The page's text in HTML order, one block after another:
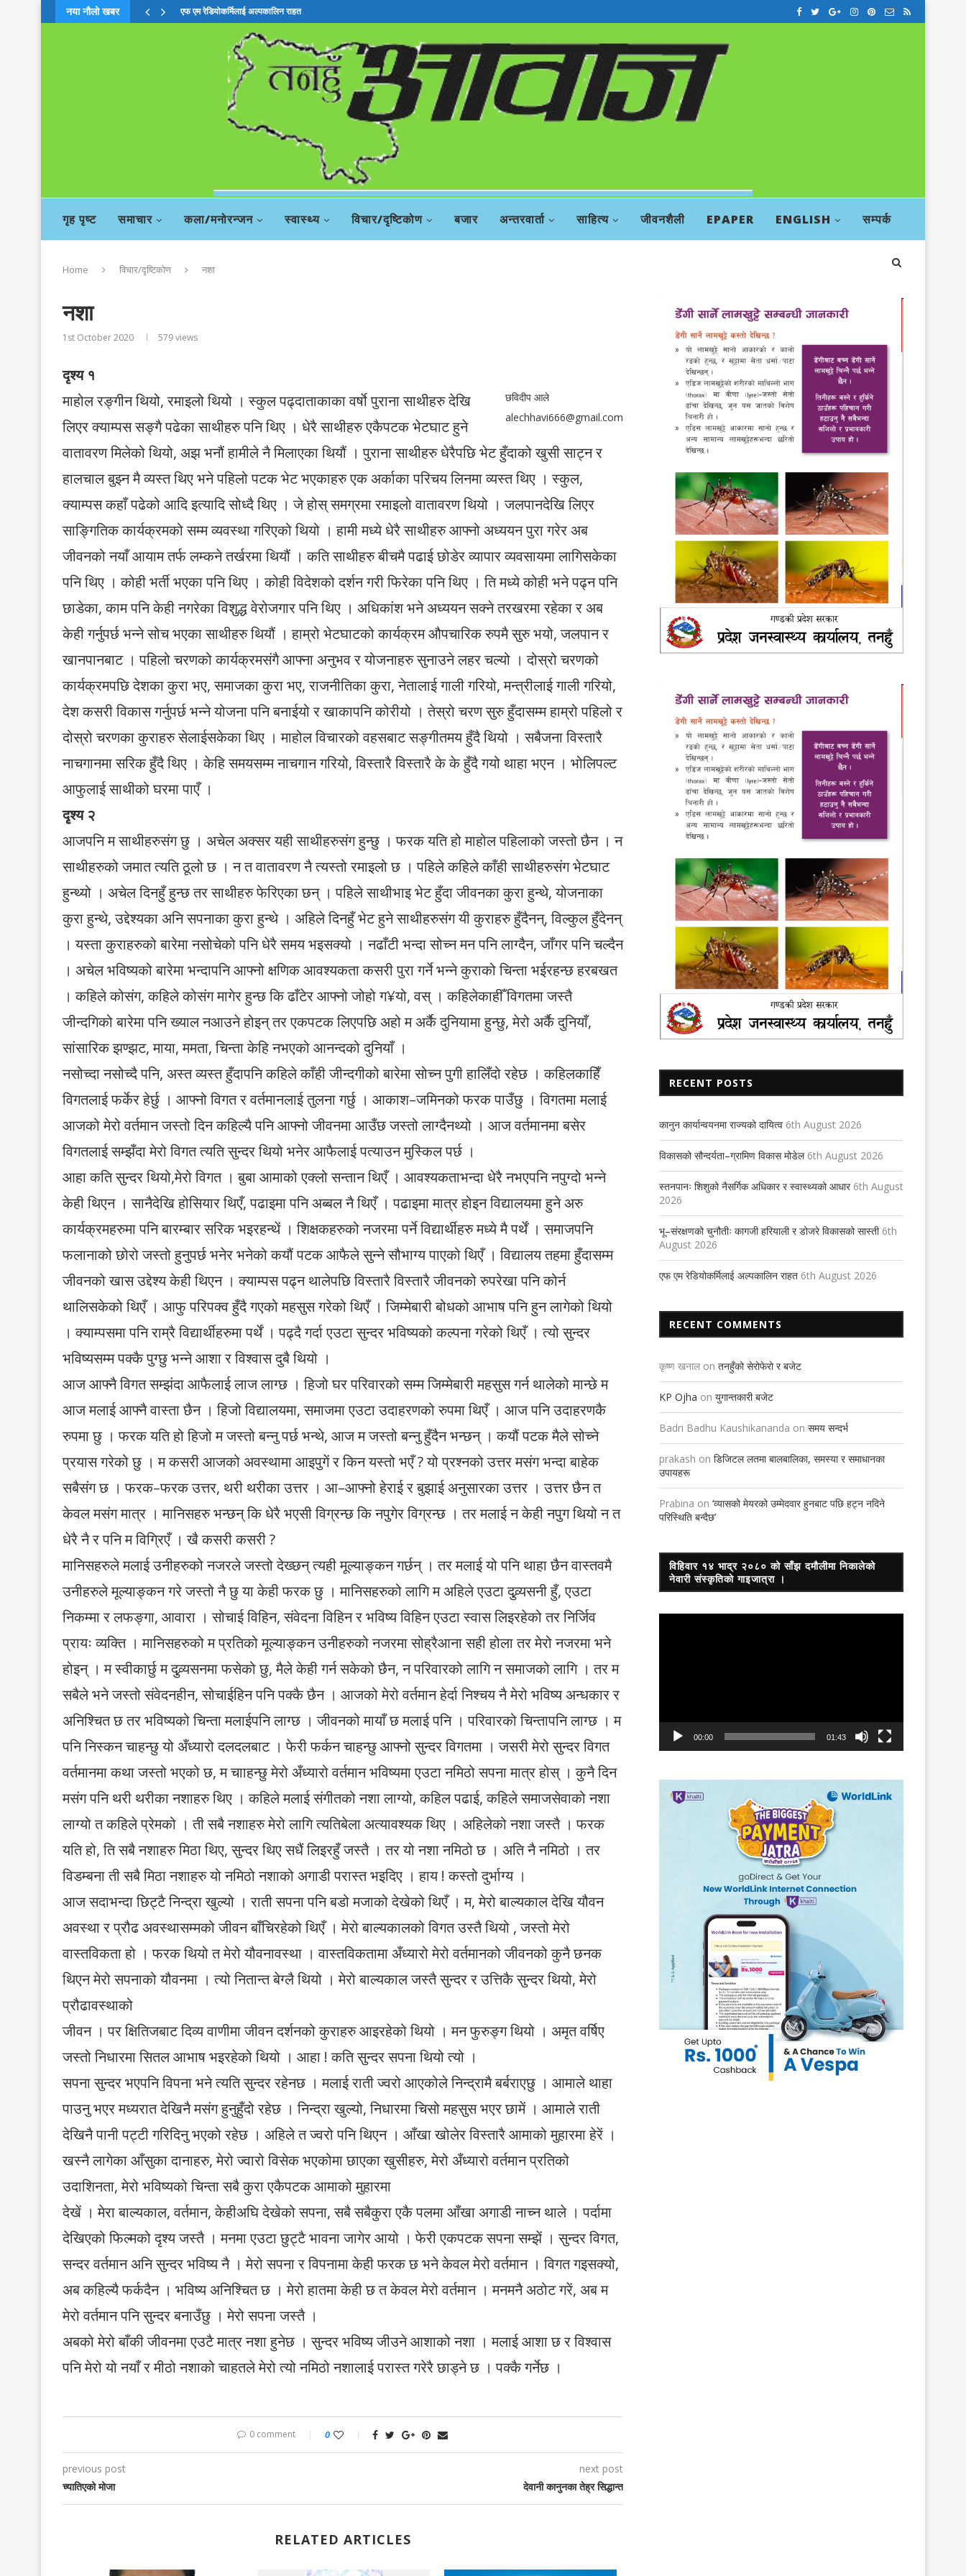
नया नौलो खबर चिया बहसमाः दाहालको सदस्यता खारेजी सिफारिस
गृह पृष्ट समाचार कला/मनोरन्जन स्वास्थ्य विचार/दृष्टिकोण बजार अन्तरवार्ता साहित्य जीवनशैली EPAPER ENGLISH सम्पर्क
Home विचार/दृष्टिकोण नशा
नशा
1st October 2020 579views
छविदीप आले
alechhavi666@gmail.com
दृश्य १
माहोल रङ्गीन थियो, रमाइलो थियो । स्कुल पढ्दाताकाका वर्षाे पुराना साथीहरु देखि
लिएर क्याम्पस सङ्गै पढेका साथीहरु पनि थिए । धेरै साथीहरु एकैपटक भेटघाट हुने
वातावरण मिलेको थियो, अझ भनौं हामीले नै मिलाएका थियौं । पुराना साथीहरु धेरैपछि भेट हुँदाको खुसी साट्न र
हालचाल बुझ्न मै व्यस्त थिए भने पहिलो पटक भेट भएकाहरु एक अर्काका परिचय लिनमा व्यस्त थिए । स्कुल,
क्याम्पस कहाँ पढेको आदि इत्यादि सोध्दै थिए । जे होस् समग्रमा रमाइलो वातावरण थियो । जलपानदेखि लिएर
साङ्गितिक कार्यक्रमको सम्म व्यवस्था गरिएको थियो । हामी मध्ये धेरै साथीहरु आफ्नो अध्ययन पुरा गरेर अब
जीवनको नयाँ आयाम तर्फ लम्कने तर्खरमा थियौं । कति साथीहरु बीचमै पढाई छोडेर व्यापार व्यवसायमा लागिसकेका
पनि थिए । कोही भर्ती भएका पनि थिए । कोही विदेशको दर्शन गरी फिरेका पनि थिए । ति मध्ये कोही भने पढ्न पनि
छाडेका, काम पनि केही नगरेका विशुद्ध वेरोजगार पनि थिए । अधिकांश भने अध्ययन सक्ने तरखरमा रहेका र अब
केही गर्नुपर्छ भन्ने सोच भएका साथीहरु थियौं । हाम्रो भेटघाटको कार्यक्रम औपचारिक रुपमै सुरु भयो, जलपान र
खानपानबाट । पहिलो चरणको कार्यक्रमसंगै आफ्ना अनुभव र योजनाहरु सुनाउने लहर चल्यो । दोस्रो चरणको
कार्यक्रमपछि देशका कुरा भए, समाजका कुरा भए, राजनीतिका कुरा, नेतालाई गाली गरियो, मन्त्रीलाई गाली गरियो,
देश कसरी विकास गर्नुपर्छ भन्ने योजना पनि बनाईयो र खाकापनि कोरीयो । तेस्रो चरण सुरु हुँदासम्म हाम्रो पहिलो र
दोस्रो चरणका कुराहरु सेलाईसकेका थिए । माहोल विचारको वहसबाट सङ्गीतमय हुँदै थियो । सबैजना विस्तारै
नाचगानमा सरिक हुँदै थिए । केहि समयसम्म नाचगान गरियो, विस्तारै विस्तारै के के हुँदै गयो थाहा भएन । भोलिपल्ट
आफुलाई साथीको घरमा पाएँ ।
दृृश्य २
आजपनि म साथीहरुसंग छु । अचेल अक्सर यही साथीहरुसंग हुन्छु । फरक यति हो माहोल पहिलाको जस्तो छैन । न
साथीहरुको जमात त्यति ठूलो छ । न त वातावरण नै त्यस्तो रमाइलो छ । पहिले कहिले काँही साथीहरुसंग भेटघाट
हुन्थ्यो । अचेल दिनहुँ हुन्छ तर साथीहरु फेरिएका छन् । पहिले साथीभाइ भेट हुँदा जीवनका कुरा हुन्थे, योजनाका
कुरा हुन्थे, उद्देश्यका अनि सपनाका कुरा हुन्थे । अहिले दिनहुँ भेट हुने साथीहरुसंग यी कुराहरु हुँदैनन्, विल्कुल हुँदेनन्
। यस्ता कुराहरुको बारेमा नसोचेको पनि धेरै समय भइसक्यो । नढाँटी भन्दा सोच्न मन पनि लाग्दैन, जाँगर पनि चल्दैन
। अचेल भविष्यको बारेमा भन्दापनि आफ्नो क्षणिक आवश्यकता कसरी पुरा गर्ने भन्ने कुराको चिन्ता भईरहन्छ हरबखत
। कहिले कोसंग, कहिले कोसंग मागेर हुन्छ कि ढाँटेर आफ्नो जोहो ग¥यो, वस् । कहिलेकाहीँ विगतमा जस्तै
जीन्दगिको बारेमा पनि ख्याल नआउने होइन् तर एकपटक लिएपछि अहो म अर्कै दुनियामा हुन्छु, मेरो अर्कै दुनियाँ,
सांसारिक झण्झट, माया, ममता, चिन्ता केहि नभएको आनन्दको दुनियाँ ।
नसोच्दा नसोच्दै पनि, अस्त व्यस्त हुँदापनि कहिले काँही जीन्दगीको बारेमा सोच्न पुगी हालिँदो रहेछ । कहिलकाहिँ
विगतलाई फर्केर हेर्छु । आफ्नो विगत र वर्तमानलाई तुलना गर्छु । आकाश–जमिनको फरक पाउँछु । विगतमा मलाई
आजको मेरो वर्तमान जस्तो दिन कहिल्यै पनि आफ्नो जीवनमा आउँछ जस्तो लाग्दैनथ्यो । आज वर्तमानमा बसेर
विगतलाई सम्झँदा मेरो विगत त्यति सुन्दर थियो भनेर आफैलाई पत्याउन मुस्किल पर्छ ।
आहा कति सुन्दर थियो,मेरो विगत । बुबा आमाको एक्लो सन्तान थिएँ । आवश्यकताभन्दा धेरै नभएपनि नपुग्दो भन्ने
केही थिएन । सानैदेखि होसियार थिएँ, पढाइमा पनि अब्बल नै थिएँ । पढाइमा मात्र होइन विद्यालयमा हुने अरु
कार्यक्रमहरुमा पनि बारम्बार सरिक भइरहन्थें । शिक्षकहरुको नजरमा पर्ने विद्यार्थीहरु मध्ये मै पर्थें । समाजपनि
फलानाको छोरो जस्तो हुनुपर्छ भनेर भनेको कयौं पटक आफैले सुन्ने सौभाग्य पाएको थिएँ । विद्यालय तहमा हुँदासम्म
जीवनको खास उद्देश्य केही थिएन । क्याम्पस पढ्न थालेपछि विस्तारै विस्तारै जीवनको रुपरेखा पनि कोर्न
थालिसकेको थिएँ । आफु परिपक्व हुँदै गएको महसुस गरेको थिएँ । जिम्मेबारी बोधको आभाष पनि हुन लागेको थियो
। क्याम्पसमा पनि राम्रै विद्यार्थीहरुमा पर्थें । पढ्दै गर्दा एउटा सुन्दर भविष्यको कल्पना गरेको थिएँ । त्यो सुन्दर
भविष्यसम्म पक्कै पुग्छु भन्ने आशा र विश्वास दुबै थियो ।
आज आफ्नै विगत सम्झंदा आफैलाई लाज लाग्छ । हिजो घर परिवारको सम्म जिम्मेबारी महसुस गर्न थालेको मान्छे म
आज मलाई आफ्नै वास्ता छैन । हिजो विद्यालयमा, समाजमा एउटा उदाहरणको रुपमा थिएँ । आज पनि उदाहरणकै
रुपमा छु । फरक यति हो हिजो म जस्तो बन्नु पर्छ भन्थे, आज म जस्तो बन्नु हुँदैन भन्छन् । कयौं पटक मैले सोच्ने
प्रयास गरेको छु । म कसरी आजको अवस्थामा आइपुगें र किन यस्तो भएँ ? यो प्रश्नको उत्तर मसंग भन्दा बाहेक
सबैसंग छ । फरक–फरक उत्तर, थरी थरीका उत्तर । आ–आफ्नो हेराई र बुझाई अनुसारका उत्तर । उत्तर छैन त
केवल मसंग मात्र । मानिसहरु भन्छन् कि धेरै भएसी विग्रन्छ कि नपुगेर विग्रन्छ । तर मलाई न केही नपुग थियो न त
धेरै नै र पनि म विग्रिएँ । खै कसरी कसरी ?
मानिसहरुले मलाई उनीहरुको नजरले जस्तो देख्छन् त्यही मूल्याङ्कन गर्छन् । तर मलाई यो पनि थाहा छैन वास्तवमै
उनीहरुले मूल्याङ्कन गरे जस्तो नै छु या केही फरक छु । मानिसहरुको लागि म अहिले एउटा दुव्र्यसनी हुँ, एउटा
निकम्मा र लफङ्गा, आवारा । सोचाई विहिन, संवेदना विहिन र भविष्य विहिन एउटा स्वास लिइरहेको तर निर्जिव
प्रायः व्यक्ति । मानिसहरुको म प्रतिको मूल्याङ्कन उनीहरुको नजरमा सोह्रैआना सही होला तर मेरो नजरमा भने
होइन् । म स्वीकार्छु म दुव्र्यसनमा फसेको छु, मैले केही गर्न सकेको छैन, न परिवारको लागि न समाजको लागि । तर म
सबैले भने जस्तो संवेदनहीन, सोचाईहिन पनि पक्कै छैन । आजको मेरो वर्तमान हेर्दा निश्चय नै मेरो भविष्य अन्धकार र
अनिश्चित छ तर भविष्यको चिन्ता मलाईपनि लाग्छ । जीवनको मायाँ छ मलाई पनि । परिवारको चिन्तापनि लाग्छ । म
पनि निस्कन चाहन्छु यो अँध्यारो दलदलबाट । फेरी फर्कन चाहन्छु आफ्नो सुन्दर विगतमा । जसरी मेरो सुन्दर विगत
वर्तमानमा कथा जस्तो भएको छ, म चााहन्छु मेरो अँध्यारो वर्तमान भविष्यमा एउटा नमिठो सपना मात्र होस् । कुनै दिन
मसंग पनि थरी थरीका नशाहरु थिए । कहिले मलाई संगीतको नशा लाग्यो, कहिल पढाई, कहिले समाजसेवाको नशा
लाग्यो त कहिले प्रेमको । ती सबै नशाहरु मेरो लागि त्यतिबेला अत्यावश्यक थिए । अहिलेको नशा जस्तै । फरक
यति हो, ति सबै नशाहरु मिठा थिए, सुन्दर थिए सधैं लिइरहुँ जस्तै । तर यो नशा नमिठो छ । अति नै नमिठो । तर
विडम्बना ती सबै मिठा नशाहरु यो नमिठो नशाको अगाडी परास्त भइदिए । हाय ! कस्तो दुर्भाग्य ।
आज सदाभन्दा छिट्टै निन्द्रा खुल्यो । राती सपना पनि बडो मजाको देखेको थिएँ । म, मेरो बाल्यकाल देखि यौवन
अवस्था र प्रौढ अवस्थासम्मको जीवन बाँचिरहेको थिएँ । मेरो बाल्यकालको विगत उस्तै थियो , जस्तो मेरो
वास्तविकता हो । फरक थियो त मेरो यौवनावस्था । वास्तविकतामा अँध्यारो मेरो वर्तमानको जीवनको कुनै छनक
थिएन मेरो सपनाको यौवनमा । त्यो नितान्त बेग्लै थियो । मेरो बाल्यकाल जस्तै सुन्दर र उत्तिकै सुन्दर थियो, मेरो
प्रौढावस्थाको
जीवन । पर क्षितिजबाट दिव्य वाणीमा जीवन दर्शनको कुराहरु आइरहेको थियो । मन फुरुङ्ग थियो । अमृत वर्षिए
जस्तो निधारमा सितल आभाष भइरहेको थियो । आहा ! कति सुन्दर सपना थियो त्यो ।
सपना सुन्दर भएपनि विपना भने त्यति सुन्दर रहेनछ । मलाई राती ज्वरो आएकोले निन्द्रामै बर्बराएछु । आमाले थाहा
पाउनु भएर मध्यरात देखिनै मसंग हुनुहुँदो रहेछ । निन्द्रा खुल्यो, निधारमा चिसो महसुस भएर छामें । आमाले राती
देखिनै पानी पट्टी गरिदिनु भएको रहेछ । अहिले त ज्वरो पनि थिएन । आँखा खोलेर विस्तारै आमाको मुहारमा हेरें ।
खस्नै लागेका आँसुका दानाहरु, मेरो ज्वारो विसेक भएकोमा छाएका खुसीहरु, मेरो अँध्यारो वर्तमान प्रतिको
उदाशिनता, मेरो भविष्यको चिन्ता सबै कुरा एकैपटक आमाको मुहारमा
देखें । मेरा बाल्यकाल, वर्तमान, केहीअघि देखेको सपना, सबै सबैकुरा एकै पलमा आँखा अगाडी नाच्न थाले । पर्दामा
देखिएको फिल्मको दृश्य जस्तै । मनमा एउटा छुट्टै भावना जागेर आयो । फेरी एकपटक सपना सम्झें । सुन्दर विगत,
सन्दर वर्तमान अनि सुन्दर भविष्य नै । मेरो सपना र विपनामा केही फरक छ भने केवल मेरो वर्तमान । विगत गइसक्यो,
अब कहिल्यै फर्कदैन । भविष्य अनिश्चित छ । मेरो हातमा केही छ त केवल मेरो वर्तमान । मनमनै अठोट गरें, अब म
मेरो वर्तमान पनि सुन्दर बनाउँछु । मेरो सपना जस्तै ।
अबको मेरो बाँकी जीवनमा एउटै मात्र नशा हुनेछ । सुन्दर भविष्य जीउने आशाको नशा । मलाई आशा छ र विश्वास
पनि मेरो यो नयाँ र मीठो नशाको चाहतले मेरो त्यो नमिठो नशालाई परास्त गरेरै छाड्ने छ । पक्कै गर्नेछ ।
0 comment 0
previous post
च्यातिएको मोजा
next post
देवानी कानुनका तेह्र सिद्धान्त
RELATED ARTICLES
RECENT POSTS
कानुन कार्यान्वयनमा राज्यको दायित्व 6th August 2026
विकासको सौन्दर्यता–ग्रामिण विकास मोडेल 6th August 2026
स्तनपानः शिशुको नैसर्गिक अधिकार र स्वास्थ्यको आधार 6th August
2026
भू–संरक्षणको चुनौतीः कागजी हरियाली र डोजरे विकासको सास्ती 6th
August 2026
एफ एम रेडियोकर्मिलाई अल्पकालिन राहत 6th August 2026
RECENT COMMENTS
कृष्ण खनाल on तनहुँको सेरोफेरो र बजेट
KP Ojha on युगान्तकारी बजेट
Badri Badhu Kaushikananda on समय सन्दर्भ
prakash on डिजिटल लतमा बालबालिका, समस्या र समाधानका
उपायहरू
Prabina on ‘व्यासको मेयरको उम्मेदवार हुनबाट पछि हट्न नदिने
परिस्थिति बन्दैछ’
विहिवार १४ भाद्र २०८० को साँझ दमौलीमा निकालेको
नेवारी संस्कृतिको गाइजात्रा ।
00:00 01:43